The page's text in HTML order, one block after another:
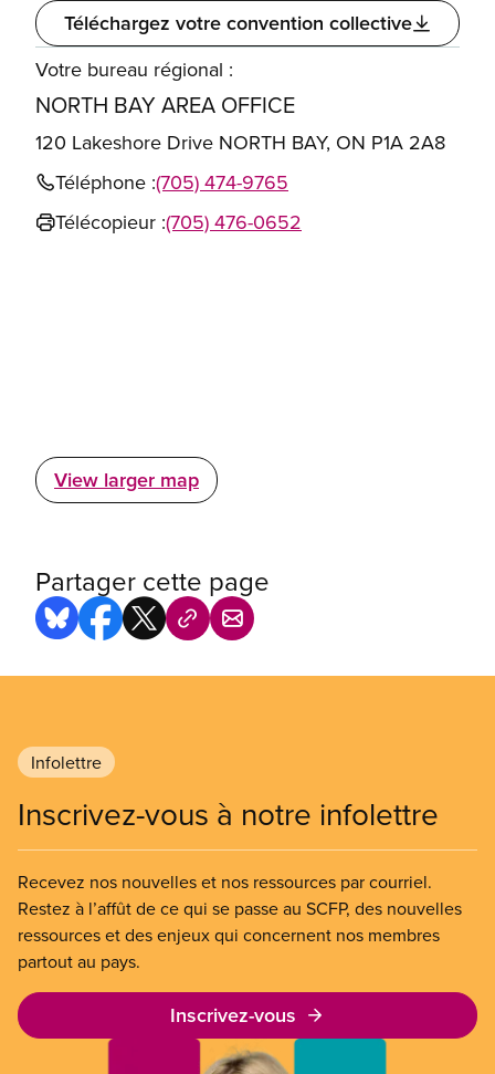
Téléchargez votre convention collective
Votre bureau régional :
NORTH BAY AREA OFFICE
120 Lakeshore Drive NORTH BAY, ON P1A 2A8
Téléphone :(705) 474-9765
Télécopieur :(705) 476-0652
View larger map
Partager cette page
Infolettre
Inscrivez-vous à notre infolettre
Recevez nos nouvelles et nos ressources par courriel.
Restez à l’affût de ce qui se passe au SCFP, des nouvelles
ressources et des enjeux qui concernent nos membres
partout au pays.
Inscrivez-vous